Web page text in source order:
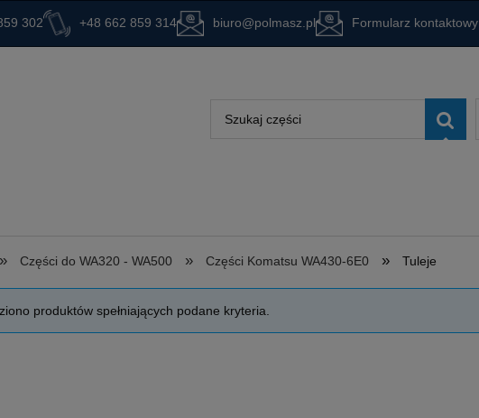
302 +48 662 859 314 biuro@polmasz.pl Formularz kontaktowy
» Części do WA320 - WA500 » Części Komatsu WA430-6E0 » Tuleje
produktów spełniających podane kryteria.